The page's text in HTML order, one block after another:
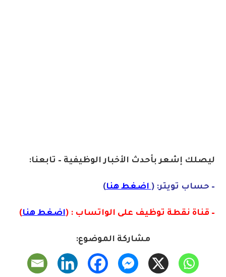
ليصلك إشعربأحدث الأخبار الوظيفية – تابعنا:
– حساب تويتر: ( اضغط هنا)
– قناة نقطة توظيف على الواتساب : (اضغط هنا)
مشاركة الموضوع: